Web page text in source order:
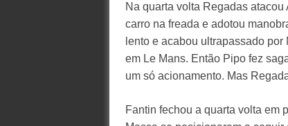
Na quarta volta Regadas
carro na freada e adotou
lento e acabou ultrapassado
em Le Mans. Então Pipo fez
um só acionamento. Mas
Fantin fechou a quarta volta em